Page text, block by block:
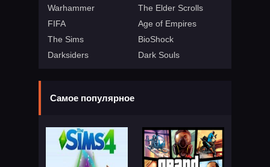
Warhammer
The Elder Scrolls
FIFA
Age of Empires
The Sims
BioShock
Darksiders
Dark Souls
Самое популярное